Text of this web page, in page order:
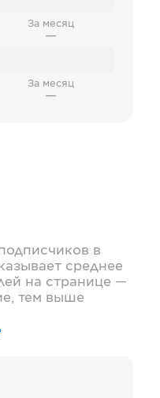
За месяц
—
За месяц
—
в
среднее
на странице —
тем выше